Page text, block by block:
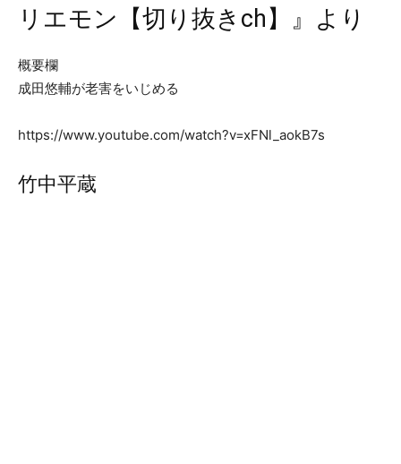
リエモン【切り抜きch】』より
概要欄
成田悠輔が老害をいじめる
https://www.youtube.com/watch?v=xFNl_aokB7s
竹中平蔵